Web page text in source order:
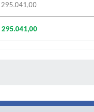
295.041,00
295.041,00